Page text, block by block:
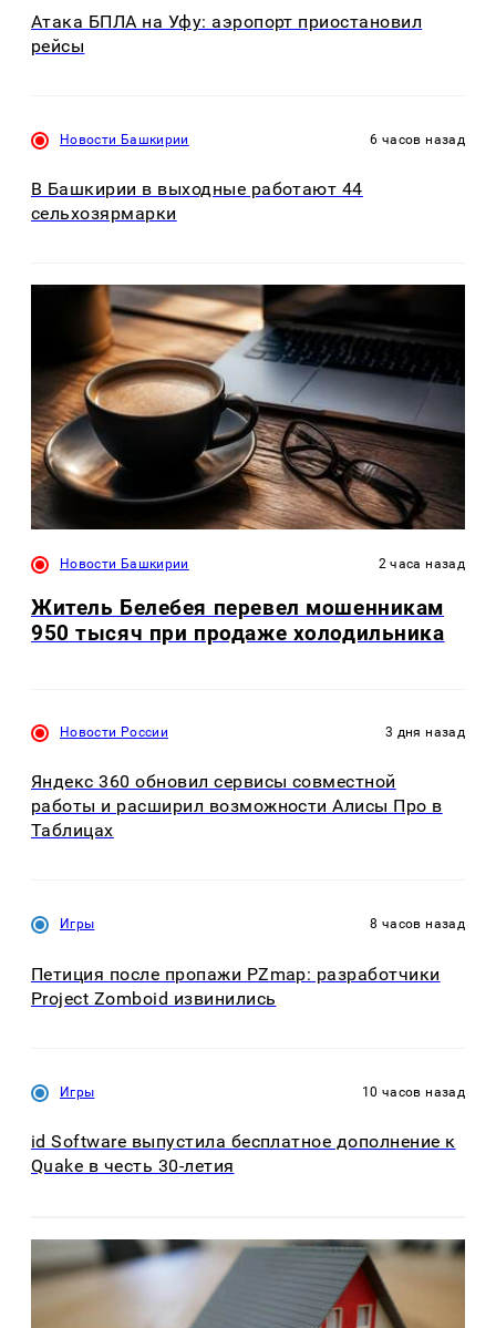
Атака БПЛА на Уфу: аэропорт приостановил
рейсы
Новости Башкирии 6 часов назад
В Башкирии в выходные работают 44
сельхозярмарки
Новости Башкирии 2 часа назад
Житель Белебея перевел мошенникам
950 тысяч при продаже холодильника
Новости России 3 дня назад
Яндекс 360 обновил сервисы совместной
работы и расширил возможности Алисы Про в
Таблицах
Игры 8 часов назад
Петиция после пропажи PZmap: разработчики
Project Zomboid извинились
Игры 10 часов назад
id Software выпустила бесплатное дополнение к
Quake в честь 30-летия